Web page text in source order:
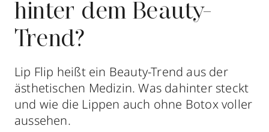
Aktionen
Storefinder
hinter dem Beauty-
Trend?
Lip Flip heißt ein Beauty-Trend aus der
ästhetischen Medizin. Was dahinter steckt
und wie die Lippen auch ohne Botox voller
aussehen.